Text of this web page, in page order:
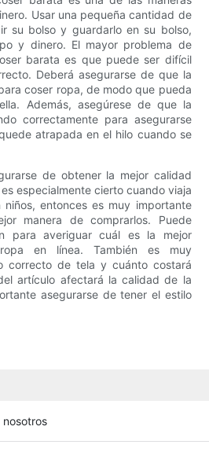
Usar una pequeña cantidad de
su bolso y guardarlo en su bolso,
y dinero. El mayor problema de
barata es que puede ser difícil
Deberá asegurarse de que la
coser ropa, de modo que pueda
Además, asegúrese de que la
correctamente para asegurarse
atrapada en el hilo cuando se
de obtener la mejor calidad
especialmente cierto cuando viaja
entonces es muy importante
manera de comprarlos. Puede
para averiguar cuál es la mejor
en línea. También es muy
correcto de tela y cuánto costará
artículo afectará la calidad de la
asegurarse de tener el estilo